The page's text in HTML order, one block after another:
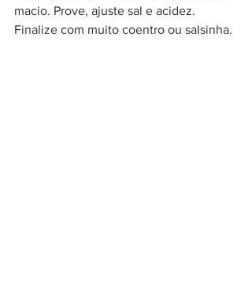
macio. Prove, ajuste sal e acidez.
Finalize com muito coentro ou salsinha.